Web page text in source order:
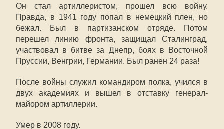
Он стал артиллеристом, прошел всю войну.
Правда, в 1941 году попал в немецкий плен, но
бежал. Был в партизанском отряде. Потом
перешел линию фронта, защищал Сталинград,
участвовал в битве за Днепр, боях в Восточной
Пруссии, Венгрии, Германии. Был ранен 24 раза!
После войны служил командиром полка, учился в
двух академиях и вышел в отставку генерал-
майором артиллерии.
Умер в 2008 году.